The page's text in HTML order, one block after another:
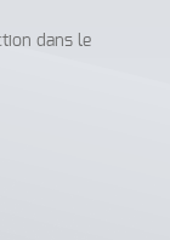
dans le